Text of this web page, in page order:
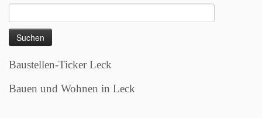
nach:
Baustellen-Ticker Leck
Bauen und Wohnen in Leck